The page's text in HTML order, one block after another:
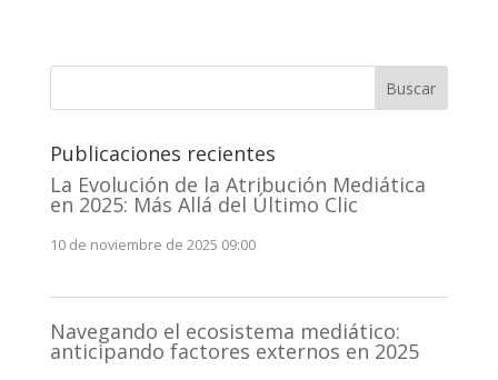
Buscar
Publicaciones recientes
La Evolución de la Atribución Mediática
en 2025: Más Allá del Último Clic
10 de noviembre de 2025 09:00
Navegando el ecosistema mediático:
anticipando factores externos en 2025